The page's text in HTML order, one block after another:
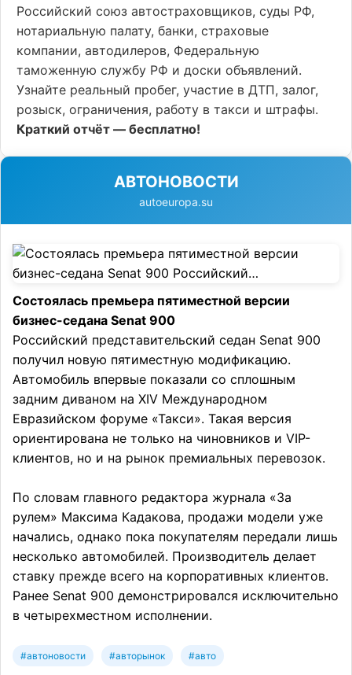
Российский союз автостраховщиков, суды РФ,
нотариальную палату, банки, страховые
компании, автодилеров, Федеральную
таможенную службу РФ и доски объявлений.
Узнайте реальный пробег, участие в ДТП, залог,
розыск, ограничения, работу в такси и штрафы.
Краткий отчёт — бесплатно!
АВТОНОВОСТИ
autoeuropa.su
Состоялась премьера пятиместной версии
бизнес-седана Senat 900
Российский представительский седан Senat 900
получил новую пятиместную модификацию.
Автомобиль впервые показали со сплошным
задним диваном на XIV Международном
Евразийском форуме «Такси». Такая версия
ориентирована не только на чиновников и VIP-
клиентов, но и на рынок премиальных перевозок.
По словам главного редактора журнала «За
рулем» Максима Кадакова, продажи модели уже
начались, однако пока покупателям передали лишь
несколько автомобилей. Производитель делает
ставку прежде всего на корпоративных клиентов.
Ранее Senat 900 демонстрировался исключительно
в четырехместном исполнении.
#автоновости #авторынок #авто